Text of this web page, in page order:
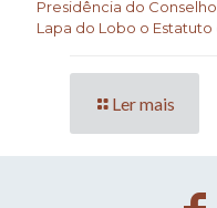
Presidência do
Lapa do Lobo o
Ler mais